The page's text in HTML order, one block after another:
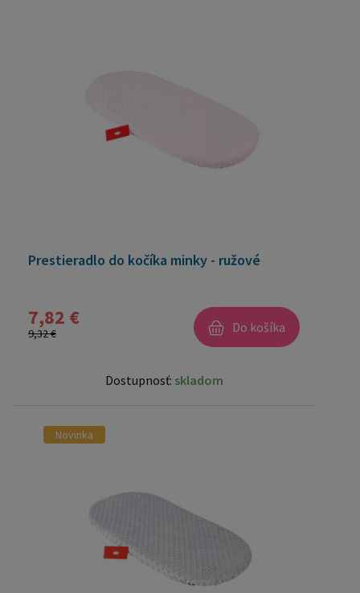
Prestieradlo do kočíka minky - ružové
7,82 €
9,32 € Do košíka
Dostupnosť: skladom
Novinka